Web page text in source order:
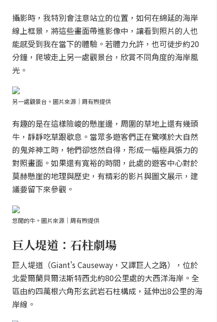
攝影時，我特別會注意站立的位置，如何在綿延的海岸
線上框景，將這些畫面帶進影像中，讓看到照片的人也
能感受到我在當下的體驗。若體力允許，也可徒步約20
分鐘，爬坡走上另一處觀景台，欣賞不同角度的海岸風
光。
另一處觀景台。圖片來源｜周有煦提供
有趣的是在這樣險峻的懸崖邊，周圍的草地上還有幾頭
牛，靜靜吃草跟歇息。當眾多遊客們正在驚嘆於大自然
的鬼斧神工時，牠們卻悠然自得，形成一幅極具張力的
對照畫面。如果還有寬裕的時間，此處的遊客中心對於
莫赫懸崖的地理與歷史，有精彩的影片與圖文展示，建
議要留下來參觀。
悠閒的牛。圖片來源｜周有煦提供
巨人堤道：石柱劇場
巨人堤道（Giant's Causeway，又譯巨人之路），位於
北愛爾蘭貝爾法斯特西北約80公里處的大西洋海岸。全
區由約四萬根六角形玄武岩石柱構成，延伸出8公里的海
岸線。